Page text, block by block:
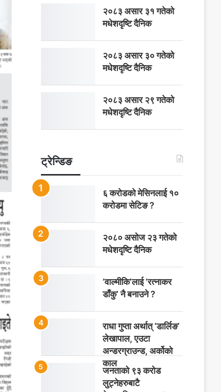
२०८३ असार ३१ गतेको
मधेशदृष्टि दैनिक
२०८३ असार ३० गतेको
मधेशदृष्टि दैनिक
२०८३ असार २९ गतेको
मधेशदृष्टि दैनिक
ट्रेन्डिङ
६ करोडको मेसिनलाई १०
करोडमा सेटिङ ?
२०८० असोज २३ गतेको
मधेशदृष्टि दैनिक
‘वाल्मीकि’लाई ‘रत्नाकर
डाँकु’ नै बनाउने ?
राधा गुप्ता अर्थात् ‘डार्लिङ’
लेखापाल, एउटा
अन्डरग्राउन्ड, अर्कोको
काल
जनताको ९३ करोड
लुट्नेहरुबाटै